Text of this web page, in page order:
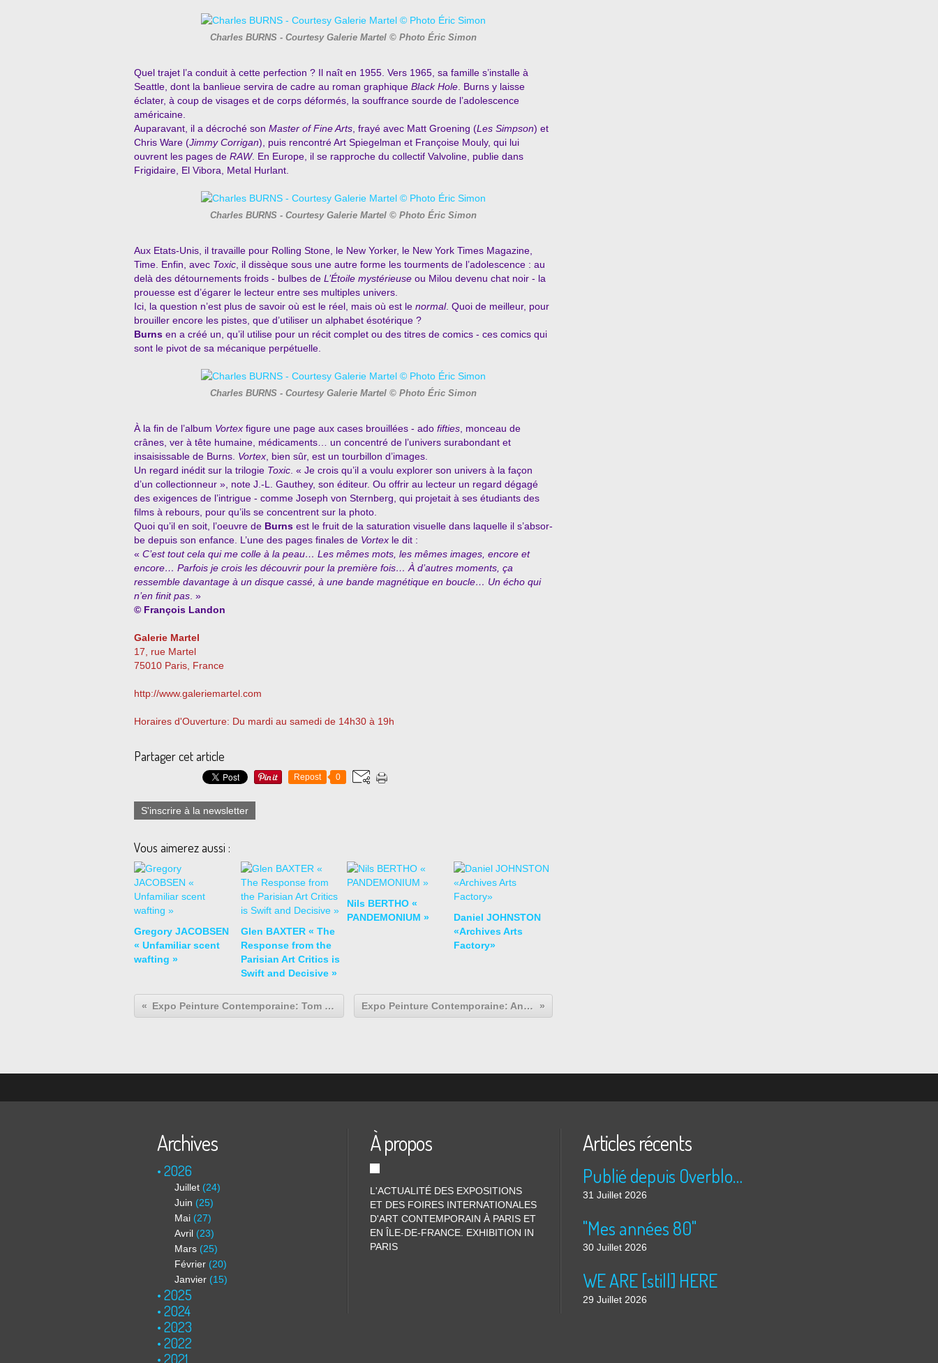
Charles BURNS - Courtesy Galerie Martel © Photo Éric Simon
Quel trajet l’a conduit à cette perfection ? Il naît en 1955. Vers 1965, sa famille s’installe à
Seattle, dont la banlieue servira de cadre au roman graphique Black Hole . Burns y laisse
éclater, à coup de visages et de corps déformés, la souffrance sourde de l’adolescence
américaine.
Auparavant, il a décroché son Master of Fine Arts , frayé avec Matt Groening (Les Simpson) et
Chris Ware (Jimmy Corrigan), puis rencontré Art Spiegelman et Françoise Mouly, qui lui
ouvrent les pages de RAW. En Europe, il se rapproche du collectif Valvoline, publie dans
Frigidaire, El Vibora, Metal Hurlant.
Charles BURNS - Courtesy Galerie Martel © Photo Éric Simon
Aux Etats-Unis, il travaille pour Rolling Stone, le New Yorker, le New York Times Magazine,
Time. Enfin, avec Toxic , il dissèque sous une autre forme les tourments de l’adolescence : au
delà des détournements froids - bulbes de L’Étoile mystérieuse ou Milou devenu chat noir - la
prouesse est d’égarer le lecteur entre ses multiples univers.
Ici, la question n’est plus de savoir où est le réel, mais où est le normal. Quoi de meilleur, pour
brouiller encore les pistes, que d’utiliser un alphabet ésotérique ?
Burns en a créé un, qu’il utilise pour un récit complet ou des titres de comics - ces comics qui
sont le pivot de sa mécanique perpétuelle.
Charles BURNS - Courtesy Galerie Martel © Photo Éric Simon
À la fin de l’album Vortex figure une page aux cases brouillées - ado fifties , monceau de
crânes, ver à tête humaine, médicaments… un concentré de l’univers surabondant et
insaisissable de Burns. Vortex , bien sûr, est un tourbillon d’images.
Un regard inédit sur la trilogie Toxic . « Je crois qu’il a voulu explorer son univers à la façon
d’un collectionneur », note J.-L. Gauthey, son éditeur. Ou offrir au lecteur un regard dégagé
des exigences de l’intrigue - comme Joseph von Sternberg, qui projetait à ses étudiants des
films à rebours, pour qu’ils se concentrent sur la photo.
Quoi qu’il en soit, l’oeuvre de Burns est le fruit de la saturation visuelle dans laquelle il s’absor-
be depuis son enfance. L’une des pages finales de Vortex le dit :
« C’est tout cela qui me colle à la peau… Les mêmes mots, les mêmes images, encore et
encore… Parfois je crois les découvrir pour la première fois… À d’autres moments, ça
ressemble davantage à un disque cassé, à une bande magnétique en boucle… Un écho qui
n’en finit pas . »
© François Landon
Galerie Martel
17, rue Martel
75010 Paris, France
http://www.galeriemartel.com
Horaires d'Ouverture: Du mardi au samedi de 14h30 à 19h
Partager cet article
Repost 0
S'inscrire à la newsletter
Vous aimerez aussi :
Gregory JACOBSEN
« Unfamiliar scent
wafting »
Glen BAXTER « The
Response from the
Parisian Art Critics is
Swift and Decisive »
Nils BERTHO «
PANDEMONIUM »
Daniel JOHNSTON
«Archives Arts
Factory»
Expo Peinture Contemporaine: Tom WESSELMANN "A Different Kind of Woman " Expo Peinture Contemporaine: Anju DODIYA « How to be brave (in pictures) »
Archives
2026
Juillet (24)
Juin (25)
Mai (27)
Avril (23)
Mars (25)
Février (20)
Janvier (15)
2025
2024
2023
2022
2021
À propos
L'ACTUALITÉ DES EXPOSITIONS
ET DES FOIRES INTERNATIONALES
D'ART CONTEMPORAIN À PARIS ET
EN ÎLE-DE-FRANCE. EXHIBITION IN
PARIS
Articles récents
Publié depuis Overblog et Facebook
31 Juillet 2026
"Mes années 80"
30 Juillet 2026
WE ARE [still] HERE
29 Juillet 2026